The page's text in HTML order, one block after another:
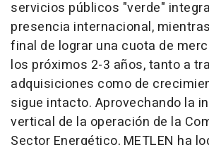
servicios públicos "verde"
presencia internacional,
final de lograr una cuota de
los próximos 2-3 años, tanto a
adquisiciones como de
sigue intacto. Aprovechando la
vertical de la operación de la
Sector Energético, METLEN ha